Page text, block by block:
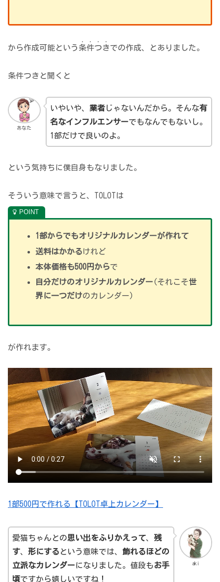
から作成可能という 条件つき
・・・・
での作成、とありました。
条件つきと聞くと
あなた
いやいや、 業者じゃないんだから。そんな有
名なインフルエンサーでもなんでもないし。
1部だけで良いのよ。
という気持ちに僕自身もなりました。
そういう意味で言うと、TOLOTは
1部からでもオリジナルカレンダーが作れて
送料はかかるけれど
本体価格も500円からで
自分だけのオリジナルカレンダー(それこそ世
界に一つだけのカレンダー)
が作れます。
1部500円で作れる【TOLOT卓上カレンダー】
aki
愛猫ちゃんとの思い出をふりかえって、 残
す、 形にする という意味では、 飾れるほどの
立派なカレンダーになりました。値段もお手
頃ですから嬉しいですね！